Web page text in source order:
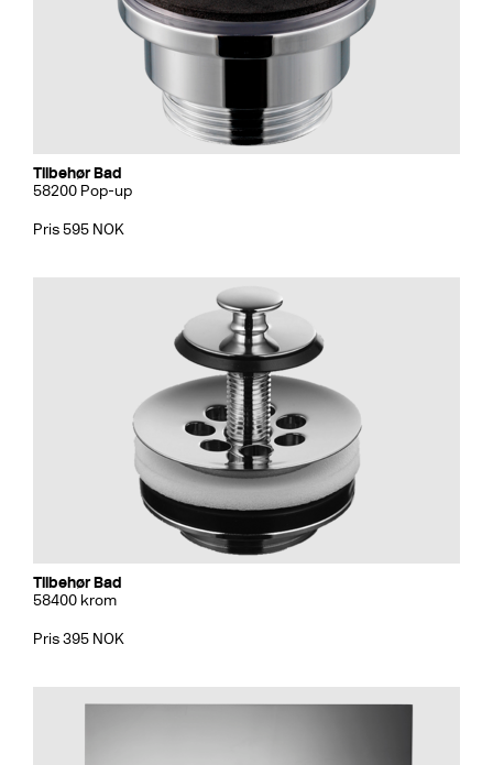
Tilbehør Bad
58200 Pop-up
Pris 595 NOK
Tilbehør Bad
58400 krom
Pris 395 NOK